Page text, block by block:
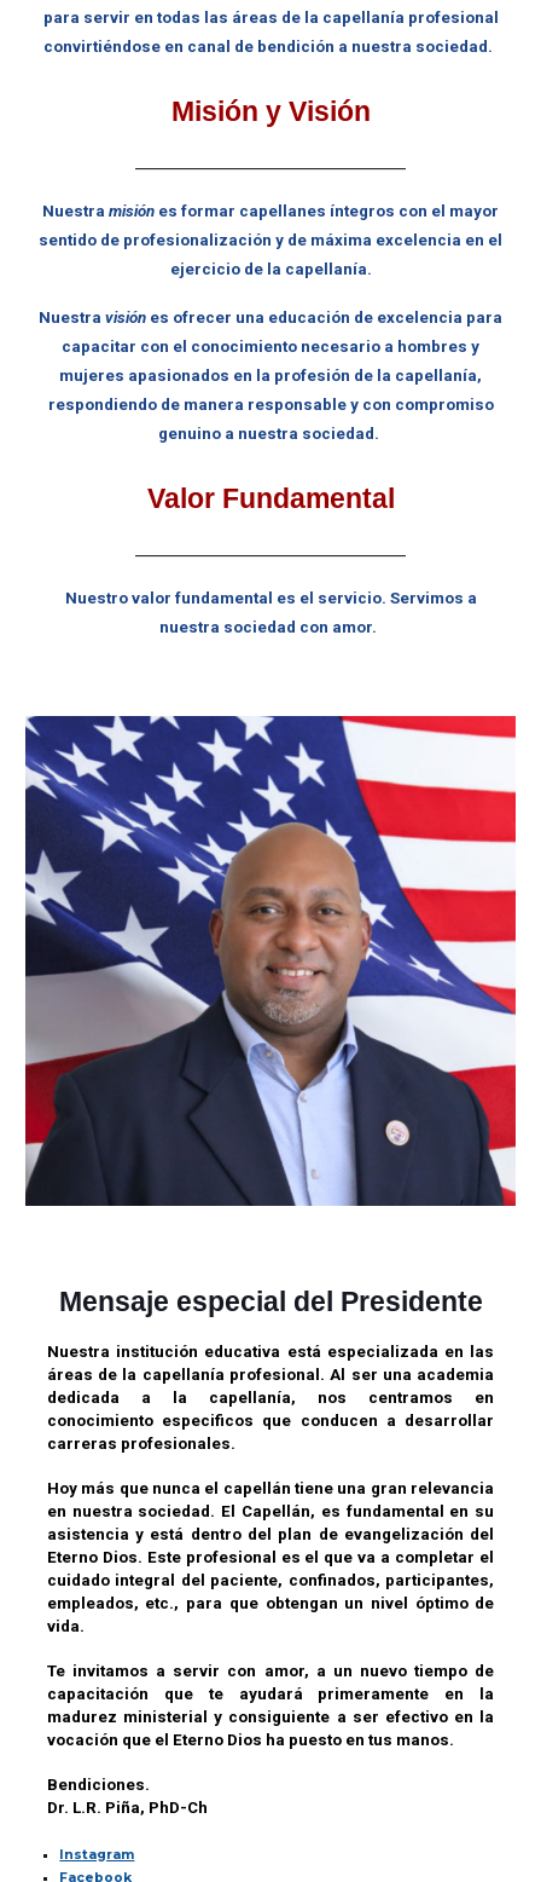
para servir en todas las áreas de la capellanía profesional
convirtiéndose en canal de bendición a nuestra sociedad.
Misión y Visión
Nuestra misión es formar capellanes íntegros con el mayor
sentido de profesionalización y de máxima excelencia en el
ejercicio de la capellanía.
Nuestra visión es ofrecer una educación de excelencia para
capacitar con el conocimiento necesario a hombres y
mujeres apasionados en la profesión de la capellanía,
respondiendo de manera responsable y con compromiso
genuino a nuestra sociedad.
Valor Fundamental
Nuestro valor fundamental es el servicio. Servimos a
nuestra sociedad con amor.
Mensaje especial del Presidente
Nuestra institución educativa está especializada en las
áreas de la capellanía profesional. Al ser una academia
dedicada a la capellanía, nos centramos en
conocimiento especificos que conducen a desarrollar
carreras profesionales.
Hoy más que nunca el capellán tiene una gran relevancia
en nuestra sociedad. El Capellán, es fundamental en su
asistencia y está dentro del plan de evangelización del
Eterno Dios. Este profesional es el que va a completar el
cuidado integral del paciente, confinados, participantes,
empleados, etc., para que obtengan un nivel óptimo de
vida.
Te invitamos a servir con amor, a un nuevo tiempo de
capacitación que te ayudará primeramente en la
madurez ministerial y consiguiente a ser efectivo en la
vocación que el Eterno Dios ha puesto en tus manos.
Bendiciones.
Dr. L.R. Piña, PhD-Ch
Instagram
Facebook